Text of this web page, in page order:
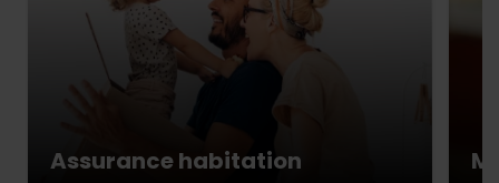
Assurance habitation